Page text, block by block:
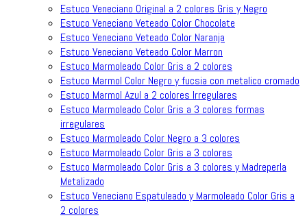
Estuco Veneciano Original a 2 colores Gris y Negro
Estuco Veneciano Veteado Color Chocolate
Estuco Veneciano Veteado Color Naranja
Estuco Veneciano Veteado Color Marron
Estuco Marmoleado Color Gris a 2 colores
Estuco Marmol Color Negro y fucsia con metalico cromado
Estuco Marmol Azul a 2 colores Irregulares
Estuco Marmoleado Color Gris a 3 colores formas
irregulares
Estuco Marmoleado Color Negro a 3 colores
Estuco Marmoleado Color Gris a 3 colores
Estuco Marmoleado Color Gris a 3 colores y Madreperla
Metalizado
Estuco Veneciano Espatuleado y Marmoleado Color Gris a
2 colores